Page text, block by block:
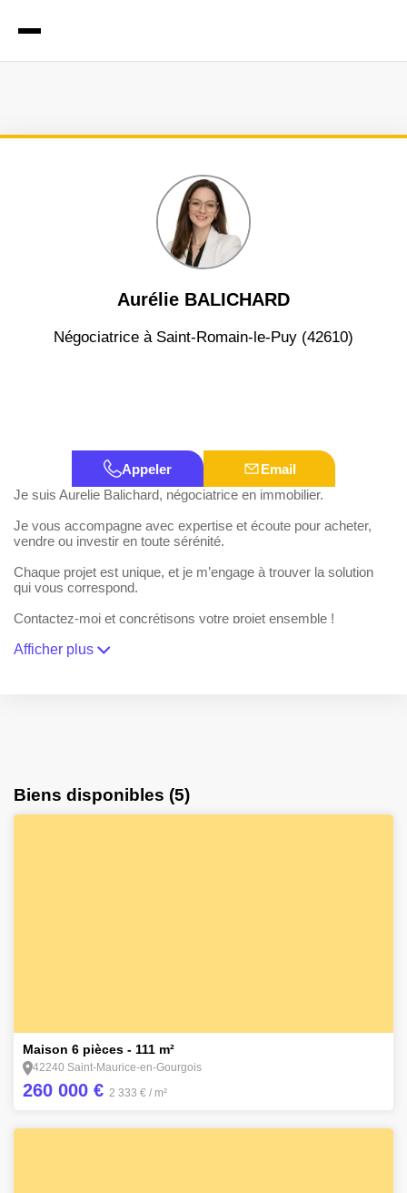
Aurélie BALICHARD
négociatrice à Saint-Romain-le-Puy (42610)
Appeler
Email
Je suis Aurelie Balichard, négociatrice en immobilier.
Je vous accompagne avec expertise et écoute pour acheter,
vendre ou investir en toute sérénité.
Chaque projet est unique, et je m’engage à trouver la solution
qui vous correspond.
Contactez-moi et concrétisons votre projet ensemble !
Afficher plus
Biens disponibles (5)
Maison 6 pièces - 111 m²
42240 Saint-Maurice-en-Gourgois
260 000 € 2 333 € / m²